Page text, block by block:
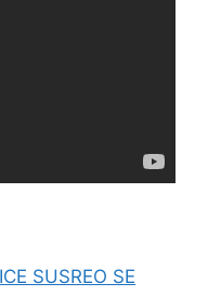
SUSREO SE